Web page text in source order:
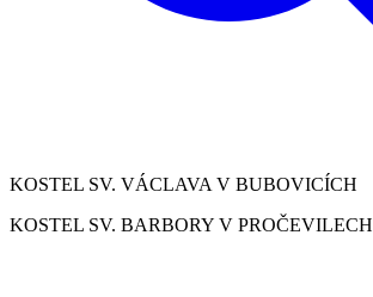
KOSTEL SV. VÁCLAVA V BUBOVICÍCH
KOSTEL SV. BARBORY V PROČEVILECH